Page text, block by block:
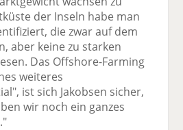
der Inseln habe man
die zwar auf dem
aber keine zu starken
Das Offshore-Farming
weiteres
ist sich Jakobsen sicher,
wir noch ein ganzes